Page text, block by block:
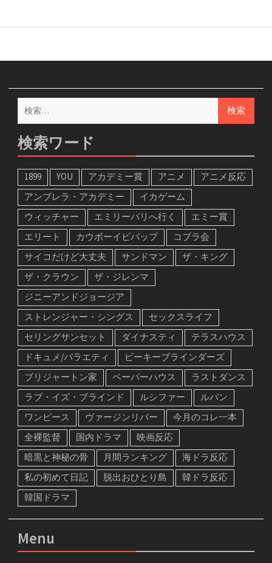
検
索:
検索ワード
1899 YOU アカデミー賞 アニメ
アニメ反応
アンブレラ・アカデミー
イカゲーム
ウィッチャー
エミリーパリへ行く
エミー賞
エリート
カウボーイビバップ
コブラ会
サイコだけど大丈夫
サンドマン
ザ・キング
ザ・クラウン
ザ・ジレンマ
ジニーアンドジョージア
ストレンジャー・シングス
セックスライフ
セリングサンセット
ダイナスティ
テラスハウス
ドキュメ/バラエティ
ピーキーブラインダーズ
ブリジャートン家
ペーパーハウス
ラストダンス
ラブ・イズ・ブラインド
ルシファー
ルパン
ワンピース
ヴァージンリバー
今月のコレ一本
全裸監督
国内ドラマ
映画反応
暗黒と神秘の骨
月間ランキング
海ドラ反応
私の初めて日記
脱出おひとり島
韓ドラ反応
韓国ドラマ
Menu